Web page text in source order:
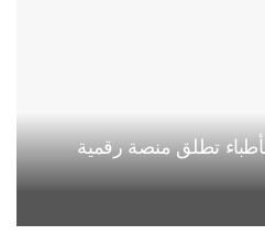
تطلق منصة رقمية